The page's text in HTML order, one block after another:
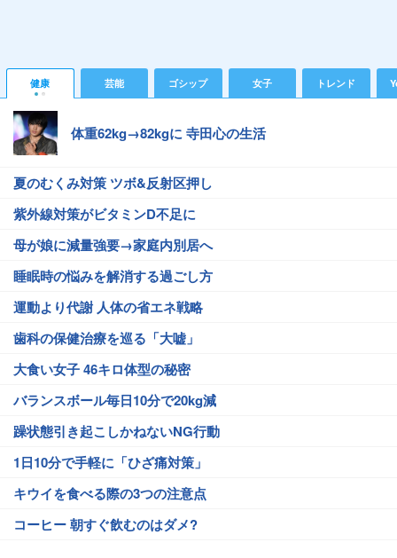
健康 芸能 ゴシップ 女子 トレンド
体重62kg→82kgに 寺田心の生活
夏のむくみ対策 ツボ&反射区押し
紫外線対策がビタミンD不足に
母が娘に減量強要→家庭内別居へ
睡眠時の悩みを解消する過ごし方
運動より代謝 人体の省エネ戦略
歯科の保健治療を巡る「大嘘」
大食い女子 46キロ体型の秘密
バランスボール毎日10分で20kg減
躁状態引き起こしかねないNG行動
1日10分で手軽に「ひざ痛対策」
キウイを食べる際の3つの注意点
コーヒー 朝すぐ飲むのはダメ?